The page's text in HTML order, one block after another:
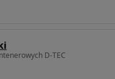
D-TEC